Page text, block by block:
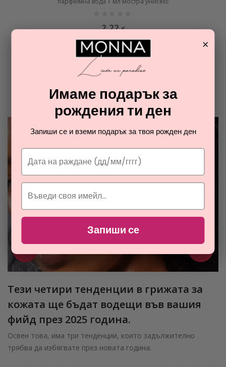
2,22 €
ОТ РАЯ НА ПАРФЮМИТЕ И
КОЗМЕТИКАТА
Разгледайте най-новите ни тайни съвети за парфюмите и
козметиката
Тези четири тенденции в грижата за
кожата ще бъдат водещи във вашия
фийд през 2025 година.
Освен това, има три тенденции, които задължително
трябва да избягвате през новата година.
×
Имаме подарък за
рождения ти ден
Запиши се и вземи подарък за твоя рожден ден
Запиши се